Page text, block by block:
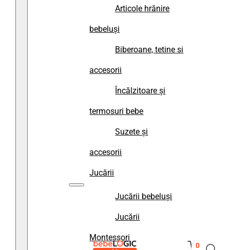
Articole hrănire
bebeluși
Biberoane, tetine si
accesorii
Încălzitoare și
termosuri bebe
Suzete și
accesorii
Jucării
Jucării bebeluși
Jucării
Montessori
0